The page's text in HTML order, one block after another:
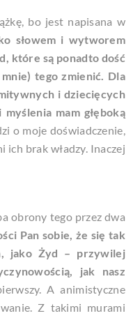
bo jest napisana w
słowem i wytworem
które są ponadto dość
tego zmienić. Dla
i dziecięcych
mam głęboką
o moje doświadczenie,
brak władzy. Inaczej
obrony tego przez dwa
Pan sobie, że się tak
jako Żyd – przywilej
jak nasz
A animistyczne
Z takimi murami